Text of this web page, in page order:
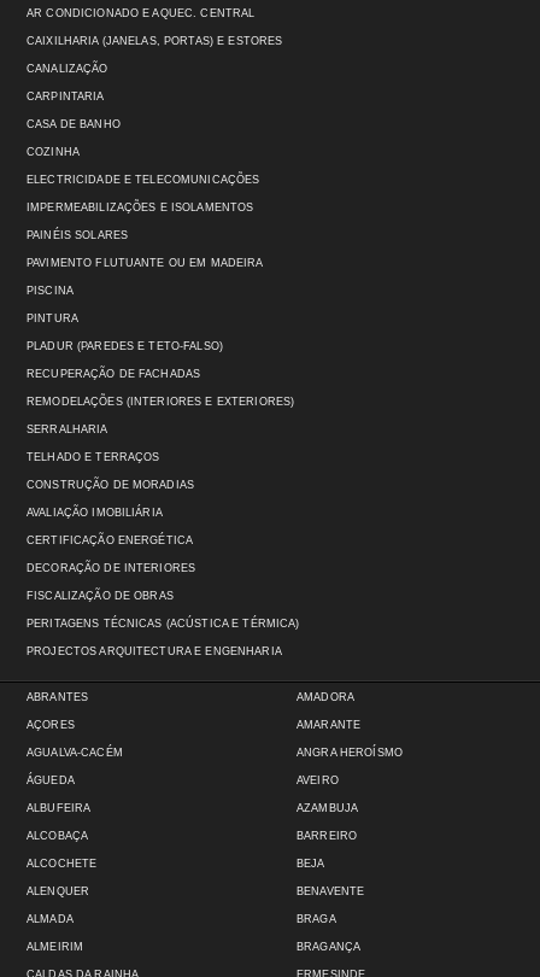
AR CONDICIONADO E AQUEC. CENTRAL
CAIXILHARIA (JANELAS, PORTAS) E ESTORES
CANALIZAÇÃO
CARPINTARIA
CASA DE BANHO
COZINHA
ELECTRICIDADE E TELECOMUNICAÇÕES
IMPERMEABILIZAÇÕES E ISOLAMENTOS
PAINÉIS SOLARES
PAVIMENTO FLUTUANTE OU EM MADEIRA
PISCINA
PINTURA
PLADUR (PAREDES E TETO-FALSO)
RECUPERAÇÃO DE FACHADAS
REMODELAÇÕES (INTERIORES E EXTERIORES)
SERRALHARIA
TELHADO E TERRAÇOS
CONSTRUÇÃO DE MORADIAS
AVALIAÇÃO IMOBILIÁRIA
CERTIFICAÇÃO ENERGÉTICA
DECORAÇÃO DE INTERIORES
FISCALIZAÇÃO DE OBRAS
PERITAGENS TÉCNICAS (ACÚSTICA E TÉRMICA)
PROJECTOS ARQUITECTURA E ENGENHARIA
ABRANTES
AÇORES
AGUALVA-CACÉM
ÁGUEDA
ALBUFEIRA
ALCOBAÇA
ALCOCHETE
ALENQUER
ALMADA
ALMEIRIM
AMADORA
AMARANTE
ANGRA HEROÍSMO
AVEIRO
AZAMBUJA
BARREIRO
BEJA
BENAVENTE
BRAGA
BRAGANÇA
CALDAS DA RAINHA ERMESINDE